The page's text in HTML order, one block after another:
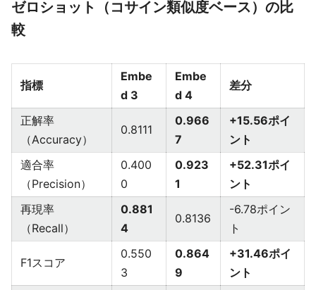
ゼロショット（コサイン類似度ベース）の比
較
指標
Embe
d 3
Embe
d 4
差分
正解率
（Accuracy）
0.8111
0.966
7
+15.56ポイ
ント
適合率
（Precision）
0.400
0
0.923
1
+52.31ポイ
ント
再現率
（Recall）
0.881
4
0.8136
-6.78ポイン
ト
F1スコア
0.550
3
0.864
9
+31.46ポイ
ント